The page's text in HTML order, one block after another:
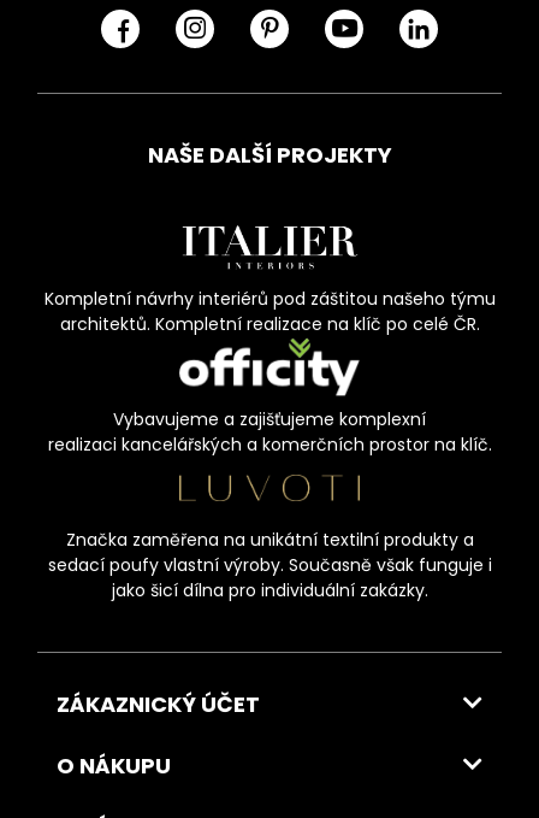
NAŠE DALŠÍ PROJEKTY
Kompletní návrhy interiérů pod záštitou našeho týmu
architektů. Kompletní realizace na klíč po celé ČR.
Vybavujeme a zajišťujeme komplexní
realizaci kancelářských a komerčních prostor na klíč.
Značka zaměřena na unikátní textilní produkty a
sedací poufy vlastní výroby. Současně však funguje i
jako šicí dílna pro individuální zakázky.
ZÁKAZNICKÝ ÚČET
O NÁKUPU